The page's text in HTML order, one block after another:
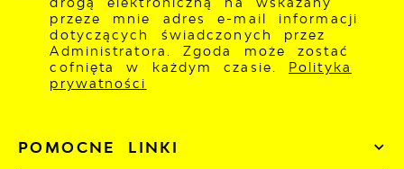
POMOCNE LINKI
przeze mnie adres e-mail informacji
dotyczących świadczonych przez
Administratora. Zgoda może zostać
cofnięta w każdym czasie. Polityka
prywatności